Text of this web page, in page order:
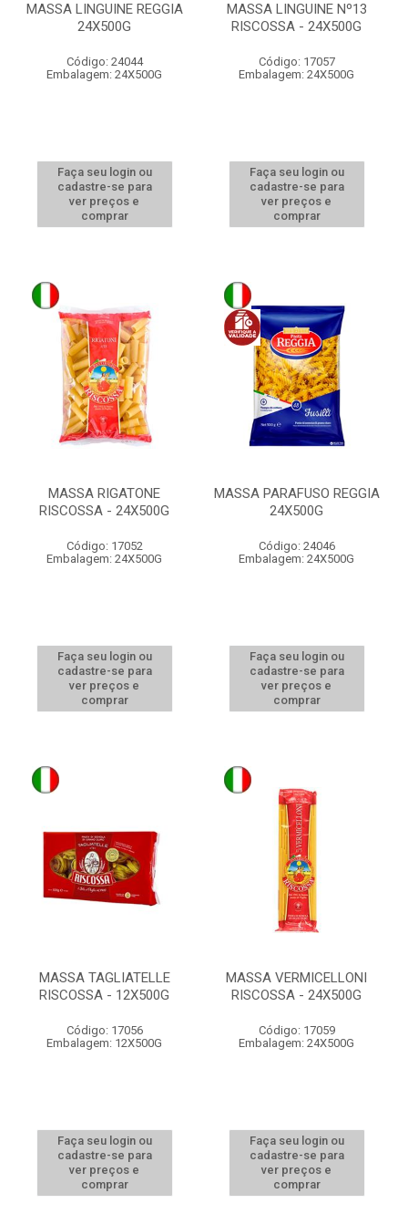
MASSA LINGUINE REGGIA
24X500G
Código: 24044
Embalagem: 24X500G
Faça seu login ou
cadastre-se para
ver preços e
comprar
MASSA LINGUINE Nº13
RISCOSSA - 24X500G
Código: 17057
Embalagem: 24X500G
Faça seu login ou
cadastre-se para
ver preços e
comprar
MASSA RIGATONE
RISCOSSA - 24X500G
Código: 17052
Embalagem: 24X500G
Faça seu login ou
cadastre-se para
ver preços e
comprar
MASSA PARAFUSO REGGIA
24X500G
Código: 24046
Embalagem: 24X500G
Faça seu login ou
cadastre-se para
ver preços e
comprar
MASSA TAGLIATELLE
RISCOSSA - 12X500G
Código: 17056
Embalagem: 12X500G
Faça seu login ou
cadastre-se para
ver preços e
comprar
MASSA VERMICELLONI
RISCOSSA - 24X500G
Código: 17059
Embalagem: 24X500G
Faça seu login ou
cadastre-se para
ver preços e
comprar